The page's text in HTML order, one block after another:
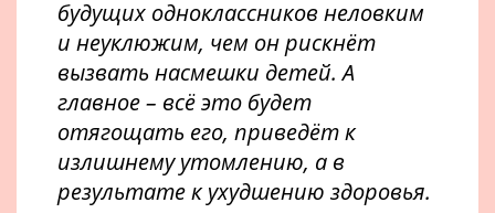
будущих одноклассников неловким
и неуклюжим, чем он рискнёт
вызвать насмешки детей. А
главное – всё это будет
отягощать его, приведёт к
излишнему утомлению, а в
результате к ухудшению здоровья.